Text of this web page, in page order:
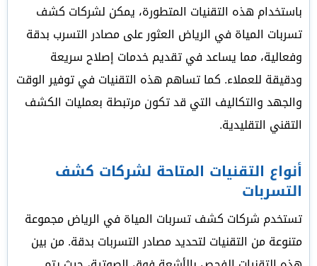
باستخدام هذه التقنيات المتطورة، يمكن لشركات كشف
تسربات المياة في الرياض العثور على مصادر التسرب بدقة
وفعالية، مما يساعد في تقديم خدمات إصلاح سريعة
ودقيقة للعملاء. كما تساهم هذه التقنيات في توفير الوقت
والجهد والتكاليف التي قد تكون مرتبطة بعمليات الكشف
التقني التقليدية.
أنواع التقنيات المتاحة لشركات كشف
التسربات
تستخدم شركات كشف تسربات المياة في الرياض مجموعة
متنوعة من التقنيات لتحديد مصادر التسربات بدقة. من بين